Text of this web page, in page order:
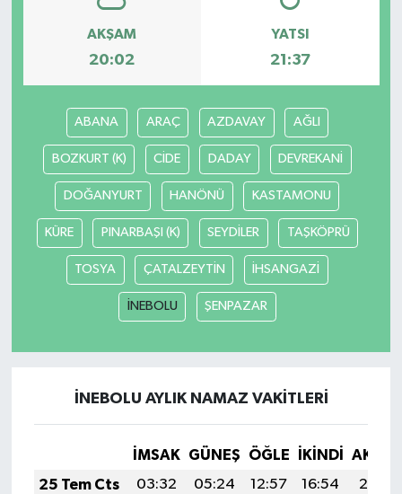
AKŞAM
20:02
YATSI
21:37
ABANA ARAÇ AZDAVAY AĞLI
BOZKURT (K) CİDE DADAY DEVREKANİ
DOĞANYURT HANÖNÜ KASTAMONU
KÜRE PINARBAŞI (K) SEYDİLER TAŞKÖPRÜ
TOSYA ÇATALZEYTİN İHSANGAZİ
İNEBOLU ŞENPAZAR
İNEBOLU AYLIK NAMAZ VAKITLERI
İMSAK GÜNEŞ ÖĞLE İKINDI
25 Tem Cts
03:32 05:24 12:57 16:54
20:19